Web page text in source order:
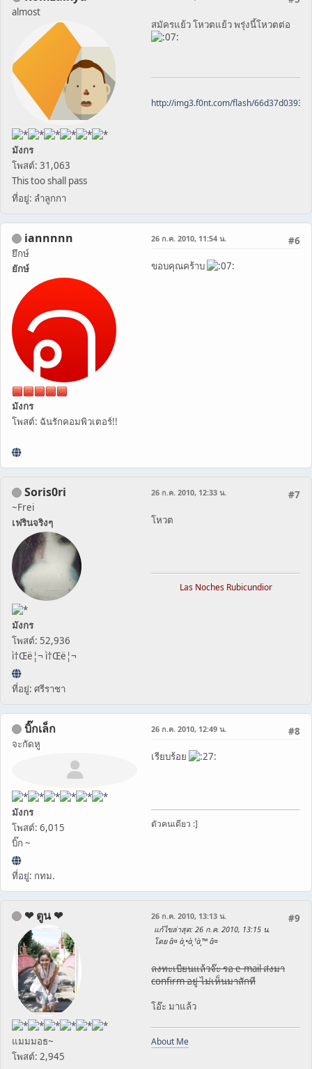
almost
มังกร
โพสต์: 31,063
This too shall pass
ที่อยู่: ลำลูกกา
สมัครแย้ว โหวตแย้ว พรุ่งนี้โหวตต่อ
http://img3.f0nt.com/flash/
iannnnn
ยึกษ์
ยักษ์
มังกร
โพสต์: ฉันรักคอมพิวเตอร์!!
#6
26 ก.ค. 2010, 11:54 น.
ขอบคุณคร้าบ
Soris0ri
~Frei
เฟรินจริงๆ
มังกร
โพสต์: 52,936
ì†Œë¦¬ ì†Œë¦¬
ที่อยู่: ศรีราชา
#7
26 ก.ค. 2010, 12:33 น.
โหวต
Las Noches Rubicundior
บิ๊กเล็ก
จะกัดหู
มังกร
โพสต์: 6,015
บิ๊ก ~
ที่อยู่: กทม.
#8
26 ก.ค. 2010, 12:49 น.
เรียบร้อย
ตัวคนเดียว :]
❤ ตูน ❤
แมมมอธ~
โพสต์: 2,945
#9
26 ก.ค. 2010, 13:13 น.
แก้ไขล่าสุด: 26 ก.ค. 2010, 13:15 น.
โดย â¤ à¸•à¸¹à¸™ â¤
ลงทะเบียนแล้วจ๊ะ รอ e-mail ส่งมา
confirm อยู่ ไม่เห็นมาสักที
โอ๊ะ มาแล้ว
About Me